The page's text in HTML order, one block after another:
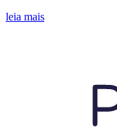
leia mais